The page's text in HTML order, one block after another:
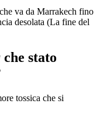
va da Marrakech fino
desolata (La fine del
che stato
tossica che si